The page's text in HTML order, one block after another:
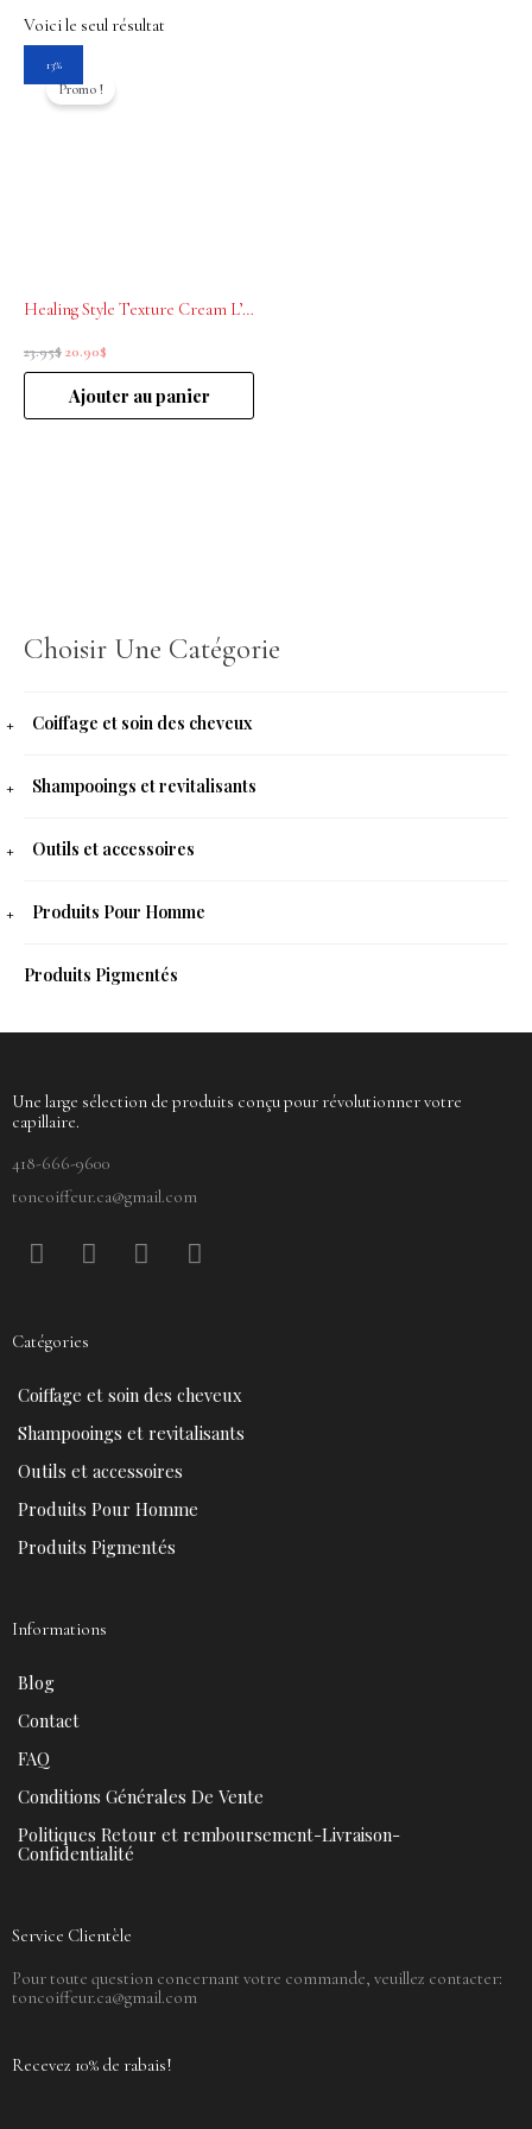
Choisir Une Catégorie
Coiffage et soin des cheveux
Shampooings et revitalisants
Outils et accessoires
Produits Pour Homme
Produits Pigmentés
Voici le seul résultat
13%
Promo !
Healing Style Texture Cream L’Anza 125ml
23.95$
prix
initial
20.90$
actuel
Ajouter au panier
Une large sélection de produits conçu pour révolutionner votre
capillaire.
418-666-9600
toncoiffeur.ca@gmail.com
F
a
b
o
o
k
P
i
e
e
s
t
Y
o
b
e
I
n
r
a
Catégories
Coiffage et soin des cheveux
Shampooings et revitalisants
Outils et accessoires
Produits Pour Homme
Produits Pigmentés
Informations
Blog
Contact
FAQ
Conditions Générales De Vente
Politiques Retour et remboursement-Livraison-
Confidentialité
Service Clientèle
Pour toute question concernant votre commande, veuillez contacter:
toncoiffeur.ca@gmail.com
Recevez 10% de rabais!